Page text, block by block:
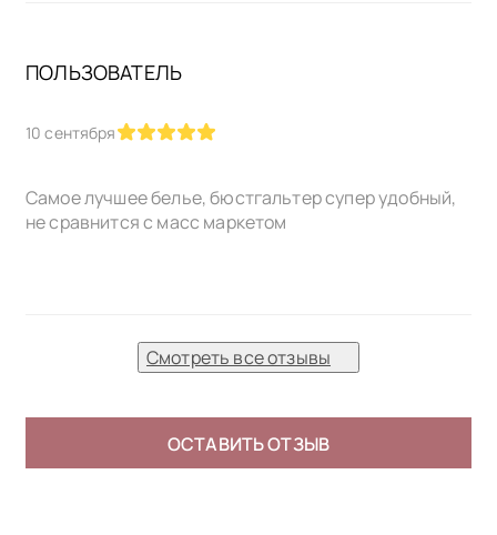
ПОЛЬЗОВАТЕЛЬ
10 сентября
Самое лучшее белье, бюстгальтер супер удобный,
не сравнится с масс маркетом
Смотреть все отзывы
ОСТАВИТЬ ОТЗЫВ